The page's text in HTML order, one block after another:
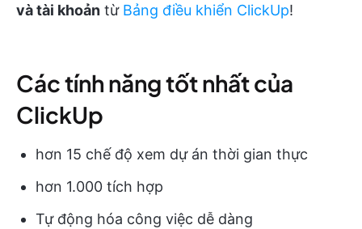
và tài khoản từ Bảng điều khiển ClickUp!
Các tính năng tốt nhất của
ClickUp
hơn 15 chế độ xem dự án thời gian thực
hơn 1.000 tích hợp
Tự động hóa công việc dễ dàng